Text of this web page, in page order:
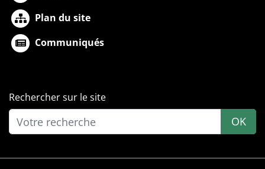
Plan du site
Communiqués
Rechercher sur le site
OK